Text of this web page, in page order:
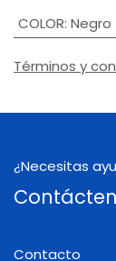
COLOR: Negro
Términos y
¿Necesitas
Contacto